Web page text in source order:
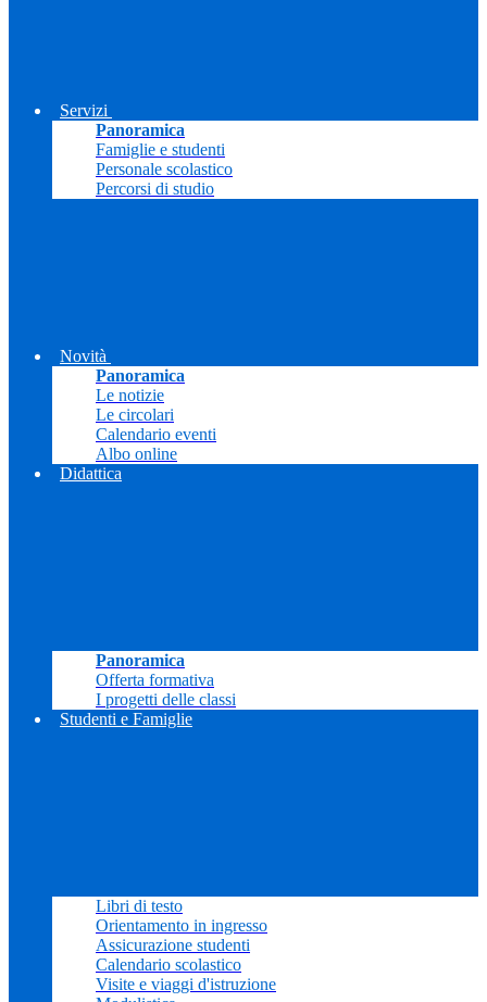
Servizi
Panoramica
Famiglie e studenti
Personale scolastico
Percorsi di studio
Novità
Panoramica
Le notizie
Le circolari
Calendario eventi
Albo online
Didattica
Panoramica
Offerta formativa
I progetti delle classi
Studenti e Famiglie
Libri di testo
Orientamento in ingresso
Assicurazione studenti
Calendario scolastico
Visite e viaggi d'istruzione